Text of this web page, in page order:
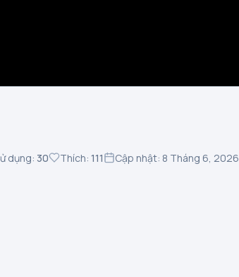
dụng: 30 Thích: 111 Cập nhật: 8 Tháng 6, 2026